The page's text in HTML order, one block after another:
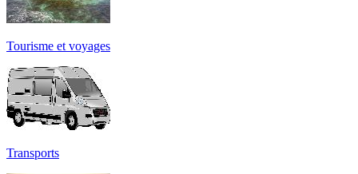
Tourisme et voyages
Transports